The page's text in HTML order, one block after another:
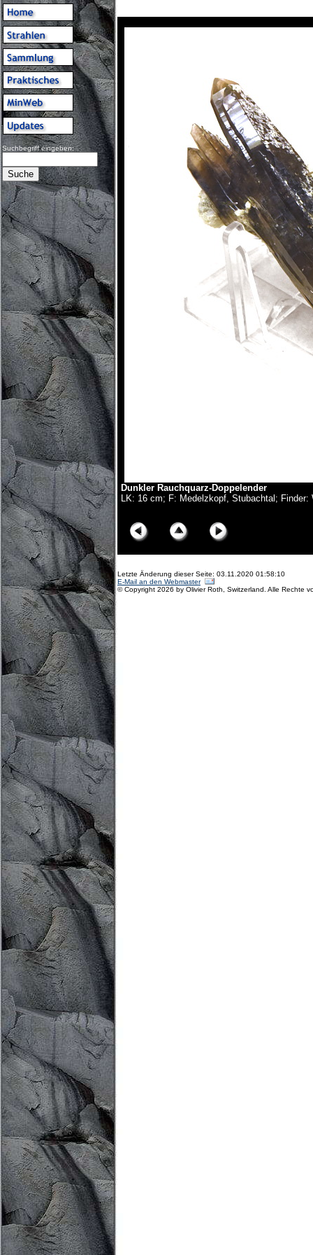
Suchbegriff eingeben:
Dunkler Rauchquarz-Doppelender
LK: 16 cm; F: Medelzkopf, Stubachtal; Finder:
Letzte Änderung dieser Seite: 03.11.2020 01:58:10
E-Mail an den Webmaster
© Copyright 2026 by Olivier Roth, Switzerland. Alle Rechte